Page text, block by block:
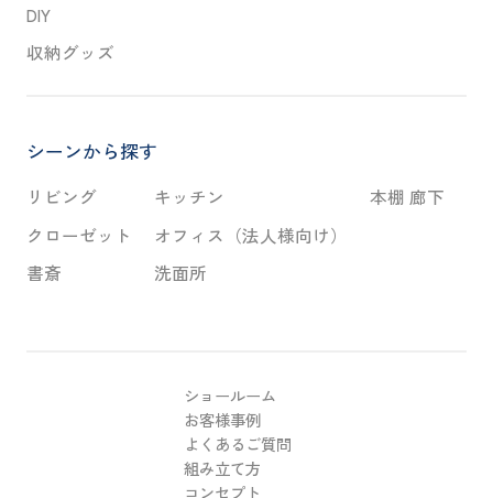
DIY
収納グッズ
シーンから探す
リビング
クローゼット
書斎
キッチン
オフィス（法人様向け）
洗面所
本棚 廊下
ショールーム
お客様事例
よくあるご質問
組み立て方
コンセプト